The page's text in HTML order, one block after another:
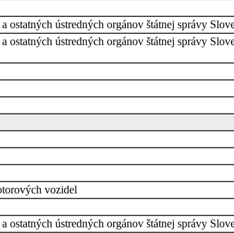
ostatných ústredných orgánov štátnej správy
ústredných orgánov štátnej správy
vozidel
ostatných ústredných orgánov štátnej správy